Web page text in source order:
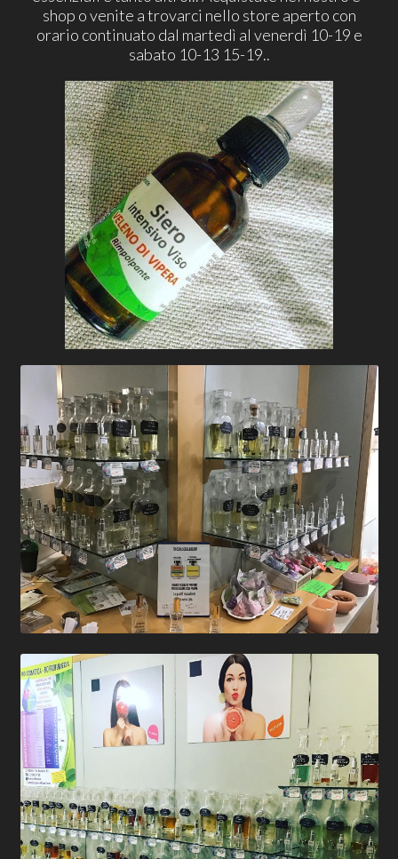
shop o venite a trovarci nello store aperto con
orario continuato dal martedì al venerdì 10-19 e
sabato 10-13 15-19..